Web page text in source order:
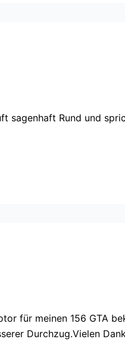
sagenhaft Rund und
für meinen 156 GTA
Durchzug.Vielen